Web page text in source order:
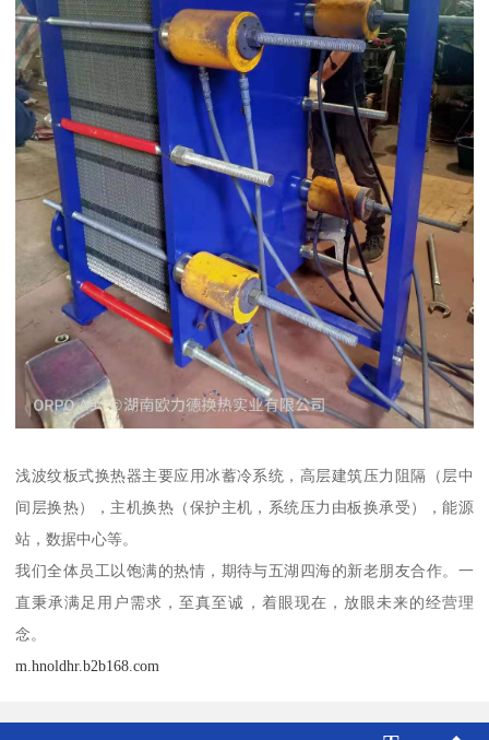
浅波纹板式换热器主要应用冰蓄冷系统，高层建筑压力阻隔（层中
间层换热），主机换热（保护主机，系统压力由板换承受），能源
站，数据中心等。
我们全体员工以饱满的热情，期待与五湖四海的新老朋友合作。一
直秉承满足用户需求，至真至诚，着眼现在，放眼未来的经营理
念。
m.hnoldhr.b2b168.com